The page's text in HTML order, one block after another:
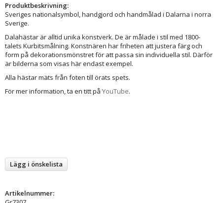
Produktbeskrivning:
Sveriges nationalsymbol, handgjord och handmålad i Dalarna i norra
Sverige.
Dalahästar är alltid unika konstverk. De är målade i stil med 1800-
talets Kurbitsmålning. Konstnären har friheten att justera färg och
form på dekorationsmönstret för att passa sin individuella stil. Därför
är bilderna som visas här endast exempel.
Alla hästar mäts från foten till örats spets.
För mer information, ta en titt på YouTube.
Lägg i önskelista
Artikelnummer: